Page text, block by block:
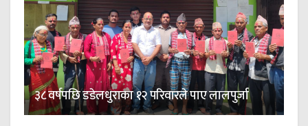
३८ वर्षपछि डडेलधुराका १२ परिवारले पाए लालपुर्जा